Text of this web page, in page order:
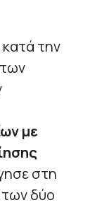
την
με
στη
δύο